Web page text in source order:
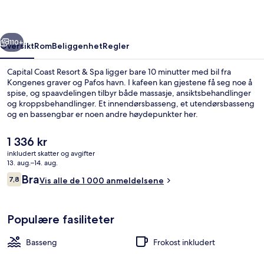
Neste
110+
OversiktRomBeliggenhetRegler
Capital Coast Resort & Spa ligger bare 10 minutter med bil fra
Kongenes graver og Pafos havn. I kafeen kan gjestene få seg noe å
spise, og spaavdelingen tilbyr både massasje, ansiktsbehandlinger
og kroppsbehandlinger. Et innendørsbasseng, et utendørsbasseng
og en bassengbar er noen andre høydepunkter her.
Den
nåværende
prisen
er
1 336 kr
1 336 kr
inkludert skatter og avgifter
13. aug.–14. aug.
Anmeldelser
7,87,8 av 10 –
BraVis alle de 1 000 anmeldelsene
Populære fasiliteter
Basseng
Frokost inkludert